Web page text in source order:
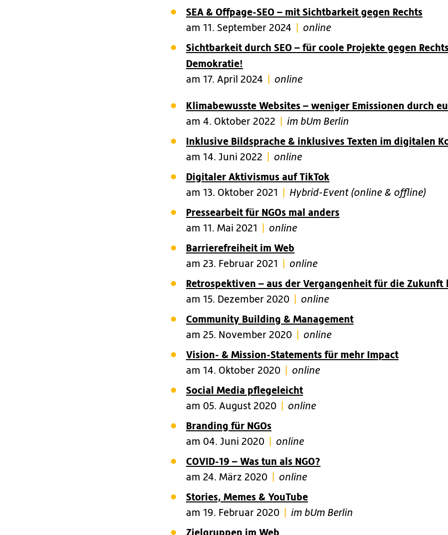
SEA & Offpage-SEO – mit Sichtbarkeit gegen Rechts
am 11. September 2024
online
Sichtbarkeit durch SEO – für coole Projekte gegen
Demokratie!
am 17. April 2024
online
Klimabewusste Websites – weniger Emissionen durch
am 4. Oktober 2022
im bUm Berlin
Inklusive Bildsprache & inklusives Texten im digitalen
am 14. Juni 2022
online
Digitaler Aktivismus auf TikTok
am 13. Oktober 2021
Hybrid-Event (online & offline)
Pressearbeit für NGOs mal anders
am 11. Mai 2021
online
Barrierefreiheit im Web
am 23. Februar 2021
online
Retrospektiven – aus der Vergangenheit für die Zukunft
am 15. Dezember 2020
online
Community Building & Management
am 25. November 2020
online
Vision- & Mission-Statements für mehr Impact
am 14. Oktober 2020
online
Social Media pflegeleicht
am 05. August 2020
online
Branding für NGOs
am 04. Juni 2020
online
COVID-19 – Was tun als NGO?
am 24. März 2020
online
Stories, Memes & YouTube
am 19. Februar 2020
im bUm Berlin
Zielgruppen im Web